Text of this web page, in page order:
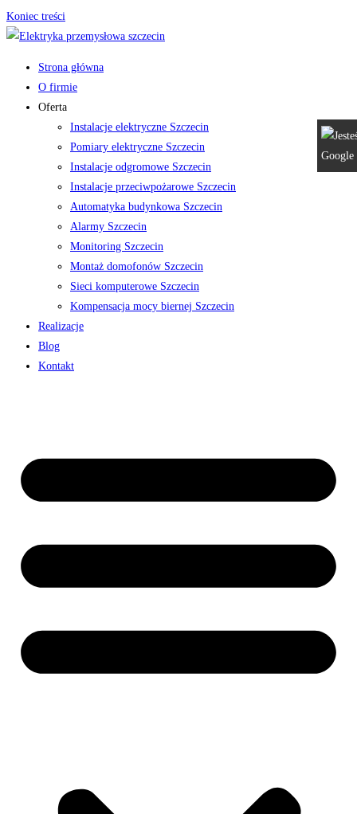
Koniec treści
Strona główna
O firmie
Oferta
Instalacje elektryczne Szczecin
Pomiary elektryczne Szczecin
Instalacje odgromowe Szczecin
Instalacje przeciwpożarowe Szczecin
Automatyka budynkowa Szczecin
Alarmy Szczecin
Monitoring Szczecin
Montaż domofonów Szczecin
Sieci komputerowe Szczecin
Kompensacja mocy biernej Szczecin
Realizacje
Blog
Kontakt